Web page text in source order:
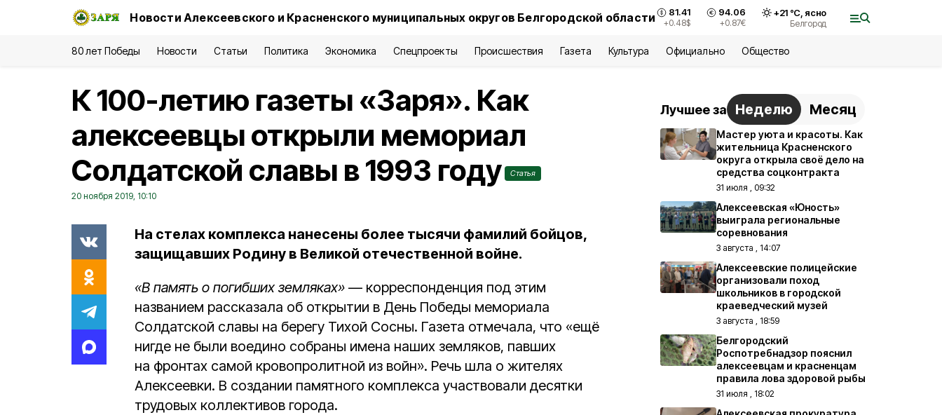
Новости Алексеевского и Красненского муниципальных округов Белгородской области 81.41
+0.48$
94.06
+0.87€
+21°С, ясно
Белгород
80 лет Победы Новости Статьи Политика Экономика Спецпроекты Происшествия Газета Культура Официально Общество
К 100-летию газеты «Заря». Как
алексеевцы открыли мемориал
Солдатской славы в 1993 году
Статья
20 ноября 2019, 10:10
На стелах комплекса нанесены более тысячи фамилий бойцов,
защищавших Родину в Великой отечественной войне.
«В память о погибших земляках» — корреспонденция под этим
названием рассказала об открытии в День Победы мемориала
Солдатской славы на берегу Тихой Сосны. Газета отмечала, что «ещё
нигде не были воедино собраны имена наших земляков, павших
на фронтах самой кровопролитной из войн». Речь шла о жителях
Алексеевки. В создании памятного комплекса участвовали десятки
трудовых коллективов города.
Лучшее за Неделю Месяц
Мастер уюта и красоты. Как
жительница Красненского
округа открыла своё дело на
средства соцконтракта
31 июля , 09:32
Алексеевская «Юность»
выиграла региональные
соревнования
3 августа , 14:07
Алексеевские полицейские
организовали поход
школьников в городской
краеведческий музей
3 августа , 18:59
Белгородский
Роспотребнадзор пояснил
алексеевцам и красненцам
правила лова здоровой рыбы
31 июля , 18:02